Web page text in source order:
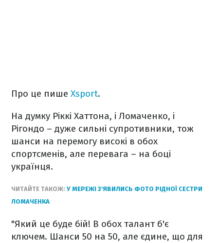
Про це пише Хsport.
На думку Ріккі Хаттона, і Ломаченко, і
Рігондо – дуже сильні супротивники, тож
шанси на перемогу високі в обох
спортсменів, але перевага – на боці
українця.
ЧИТАЙТЕ ТАКОЖ: У МЕРЕЖІ З'ЯВИЛИСЬ ФОТО РІДНОЇ СЕСТРИ
ЛОМАЧЕНКА
"Який це буде бій! В обох талант б'є
ключем. Шанси 50 на 50, але єдине, що для